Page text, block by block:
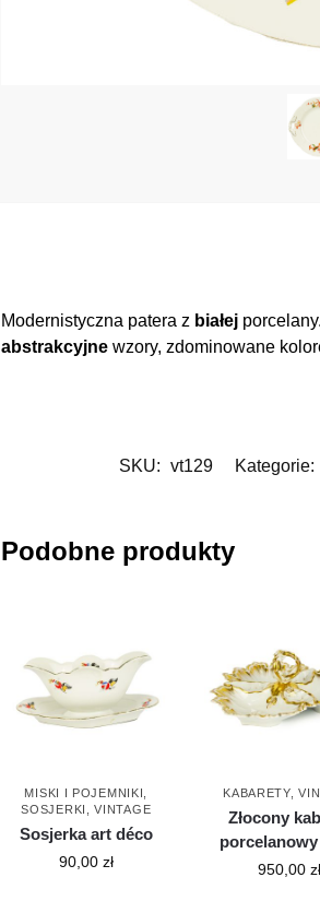
Modernistyczna patera z białej
abstrakcyjnewzory, zdominowane
SKU: vt129 Kategorie:
Podobne produkty
MISKI I POJEMNIKI
SOSJERKI
,VINTAGE
Sosjerka art déco
90,00 zł
KABARETY,
Złocony
950,00 zł